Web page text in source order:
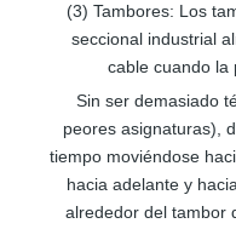
(3) Tambores: Los
seccional industrial
cable cuando la
Sin ser demasiado
peores asignaturas),
tiempo moviéndose
hacia adelante y
alrededor del tambor